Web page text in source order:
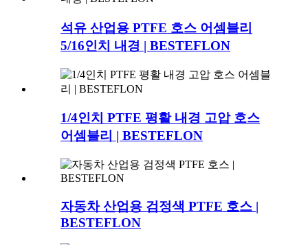
석유 산업용 PTFE 호스 어셈블리
5/16인치 내경 | BESTEFLON
1/4인치 PTFE 평활 내경 고압 호스
어셈블리 | BESTEFLON
자동차 산업용 검정색 PTFE 호스 |
BESTEFLON